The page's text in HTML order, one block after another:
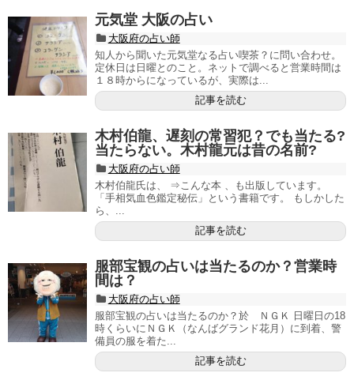
元気堂 大阪の占い
大阪府の占い師
知人から聞いた元気堂なる占い喫茶？に問い合わせ。
定休日は日曜とのこと。ネットで調べると営業時間は
１８時からになっているが、実際は...
記事を読む
木村伯龍、遅刻の常習犯？でも当たる?
当たらない。木村龍元は昔の名前?
大阪府の占い師
木村伯龍氏は、 ⇒こんな本 、も出版しています。
「手相気血色鑑定秘伝」という書籍です。 もしかした
ら、...
記事を読む
服部宝観の占いは当たるのか？営業時
間は？
大阪府の占い師
服部宝観の占いは当たるのか？於 ＮＧＫ 日曜日の18
時くらいにＮＧＫ（なんばグランド花月）に到着、警
備員の服を着た...
記事を読む